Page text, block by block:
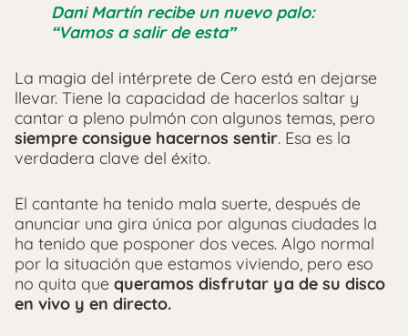
Dani Martín recibe un nuevo palo:
“Vamos a salir de esta”
La magia del intérprete de Cero está en dejarse
llevar. Tiene la capacidad de hacerlos saltar y
cantar a pleno pulmón con algunos temas, pero
siempre consigue hacernos sentir. Esa es la
verdadera clave del éxito.
El cantante ha tenido mala suerte, después de
anunciar una gira única por algunas ciudades la
ha tenido que posponer dos veces. Algo normal
por la situación que estamos viviendo, pero eso
no quita que queramos disfrutar ya de su disco
en vivo y en directo.